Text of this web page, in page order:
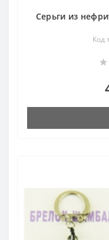
Серьги из
Код